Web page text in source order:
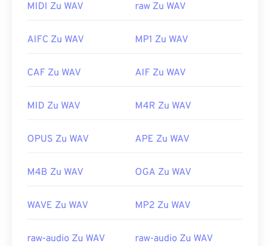
und QuickTime
zum Öffnen und Abspielen von
Musikbearbeitungs-, Produktions- und
betriebssystemübergreifende Software für DJs, die
unterstützt WAV-Dateien.
Erstveröffentlichung:
1991
https://www.techopedia.com/definition/12636/
MIDI Zu WAV raw Zu WAV
AIFC Zu WAV MP1 Zu WAV
CAF Zu WAV AIF Zu WAV
MID Zu WAV M4R Zu WAV
OPUS Zu WAV APE Zu WAV
M4B Zu WAV OGA Zu WAV
WAVE Zu WAV MP2 Zu WAV
raw-audio Zu WAV raw-audio Zu WAV